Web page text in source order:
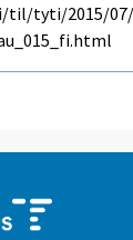
tyti/2015/07/